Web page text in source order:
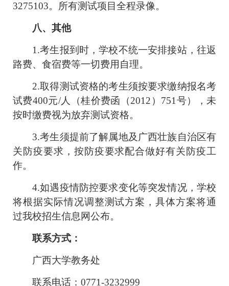
3275103。所有测试项目全程录像。
八、其他
1.考生报到时，学校不统一安排接站，往返
路费、食宿费等一切费用自理。
2.取得测试资格的考生须按要求缴纳报名考
试费400元/人（桂价费函（2012 ） 751 号），未
按时缴费视为放弃测试资格。
3.考生须提前了解属地及广西壮族自治区有
关防疫要求，按防疫要求配合做好有关防疫工
作。
4.如遇疫情防控要求变化等突发情况，学校
将根据实际情况调整测试方案，具体方案将通
过我校招生信息网公布。
联系方式：
广西大学教务处
联系电话： 0771-3232999